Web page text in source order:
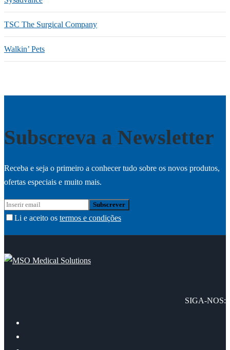
TSC The Surgical Company
Walkin’ Pets
Subscreva a Newsletter
Receba e seja o primeiro a conhecer tudo sobre os novos produtos,
ofertas especiais e muito mais.
Li e aceito os termos e condições
SIGA-NOS: